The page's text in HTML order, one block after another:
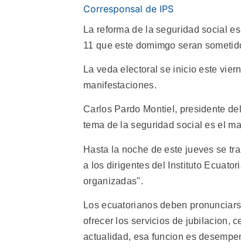
Corresponsal de IPS
La reforma de la seguridad social
11 que este domimgo seran
La veda electoral se inicio este
manifestaciones.
Carlos Pardo Montiel, presidente
tema de la seguridad social es el
Hasta la noche de este jueves se
a los dirigentes del Instituto
organizadas".
Los ecuatorianos deben
ofrecer los servicios de jubilacion,
actualidad, esa funcion es